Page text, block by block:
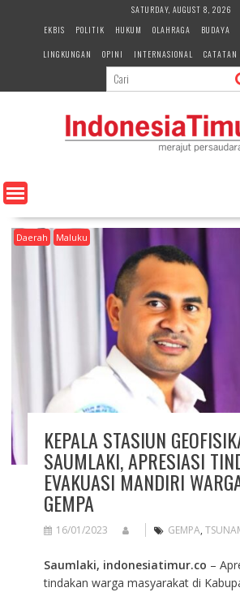
e
n
SATURDAY, AUGUST 8, 2026
EKBIS
POLITIK HUKUM OLAHRAGA BUDAYA
LINGKUNGAN
OPINI INTERNASIONAL CATATAN
Daerah Maluku
KEPALA STASIUN
SAUMLAKI, APRESIASI
EVAKUASI MANDIRI
GEMPA
16/01/2023 GEMPA,
Saumlaki, indonesiatimur.co –
tindakan warga masyarakat di